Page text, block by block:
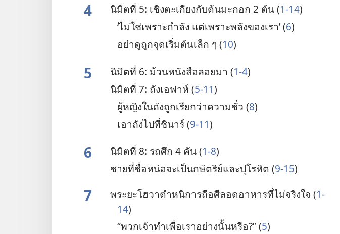
4 นิมิต​ที่ 5: เชิง​ตะเกียง​กับ​ต้น​มะกอก 2 ต้น (1-14)
‘ไม่​ใช่​เพราะ​กำลัง แต่​เพราะ​พลัง​ของ​เรา’ (6)
อย่า​ดูถูก​จุด​เริ่ม​ต้น​เล็ก ๆ (10)
5 นิมิต​ที่ 6: ม้วน​หนังสือ​ลอย​มา (1-4)
นิมิต​ที่ 7: ถัง​เอฟาห์ (5-11)
ผู้​หญิง​ใน​ถัง​ถูก​เรียก​ว่า​ความ​ชั่ว (8)
เอา​ถัง​ไป​ที่​ชินาร์ (9-11)
6 นิมิต​ที่ 8: รถ​ศึก 4 คัน (1-8)
ชาย​ที่​ชื่อ​หน่อ​จะ​เป็น​กษัตริย์​และ​ปุโรหิต (9-15)
7 พระ​ยะโฮวา​ตำหนิ​การ​ถือ​ศีล​อด​อาหาร​ที่​ไม่​จริง​ใจ (1-
14)
“พวก​เจ้า​ทำ​เพื่อ​เรา​อย่าง​นั้น​หรือ?” (5)